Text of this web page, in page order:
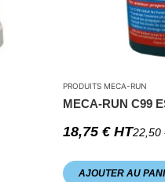
PRODUITS MECA-RUN
MECA-RUN C99
18,75 €HT22,50
AJOUTER AU